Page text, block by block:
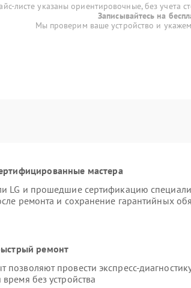
листе указаны ориентировочные, без учета
Записывайтесь на
Мы проверим ваше устройство и
мастера
LG и прошедшие сертификацию
ремонта и сохранение гарантийных
ремонт
провести экспресс-
без устройства